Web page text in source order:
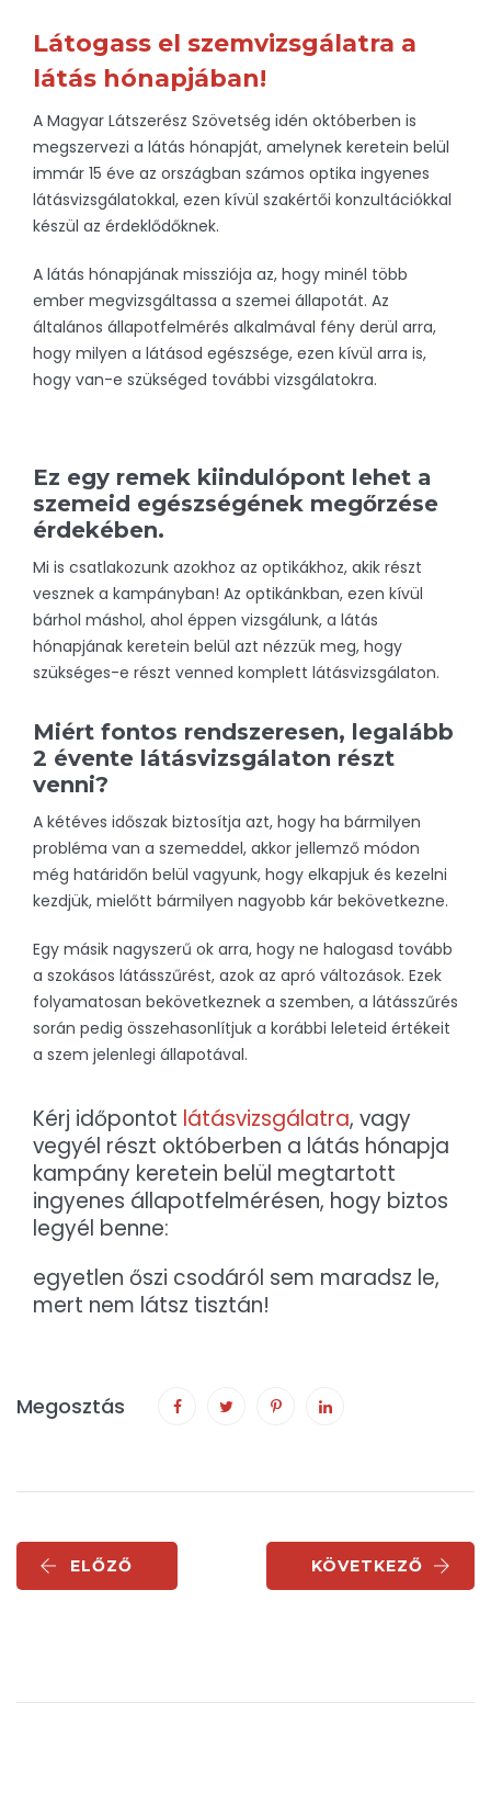
Látogass el szemvizsgálatra a
látás hónapjában!
A Magyar Látszerész Szövetség idén októberben is
megszervezi a látás hónapját, amelynek keretein belül
immár 15 éve az országban számos optika ingyenes
látásvizsgálatokkal, ezen kívül szakértői konzultációkkal
készül az érdeklődőknek.
A látás hónapjának missziója az, hogy minél több
ember megvizsgáltassa a szemei állapotát. Az
általános állapotfelmérés alkalmával fény derül arra,
hogy milyen a látásod egészsége, ezen kívül arra is,
hogy van-e szükséged további vizsgálatokra.
Ez egy remek kiindulópont lehet a
szemeid egészségének megőrzése
érdekében.
Mi is csatlakozunk azokhoz az optikákhoz, akik részt
vesznek a kampányban! Az optikánkban, ezen kívül
bárhol máshol, ahol éppen vizsgálunk, a látás
hónapjának keretein belül azt nézzük meg, hogy
szükséges-e részt venned komplett látásvizsgálaton.
Miért fontos rendszeresen, legalább
2 évente látásvizsgálaton részt
venni?
A kétéves időszak biztosítja azt, hogy ha bármilyen
probléma van a szemeddel, akkor jellemző módon
még határidőn belül vagyunk, hogy elkapjuk és kezelni
kezdjük, mielőtt bármilyen nagyobb kár bekövetkezne.
Egy másik nagyszerű ok arra, hogy ne halogasd tovább
a szokásos látásszűrést, azok az apró változások. Ezek
folyamatosan bekövetkeznek a szemben, a látásszűrés
során pedig összehasonlítjuk a korábbi leleteid értékeit
a szem jelenlegi állapotával.
Kérj időpontot látásvizsgálatra, vagy
vegyél részt októberben a látás hónapja
kampány keretein belül megtartott
ingyenes állapotfelmérésen, hogy biztos
legyél benne:
egyetlen őszi csodáról sem maradsz le,
mert nem látsz tisztán!
Megosztás
ELŐZŐ KÖVETKEZŐ